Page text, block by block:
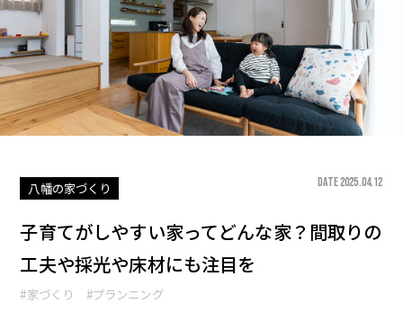
八幡の家づくり DATE 2025.04.12
子育てがしやすい家ってどんな家？間取りの
工夫や採光や床材にも注目を
#家づくり #プランニング